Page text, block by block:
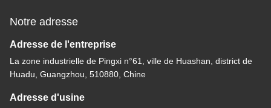
Notre adresse
Adresse de l'entreprise
La zone industrielle de Pingxi n°61, ville de Huashan, district de
Huadu, Guangzhou, 510880, Chine
Adresse d'usine